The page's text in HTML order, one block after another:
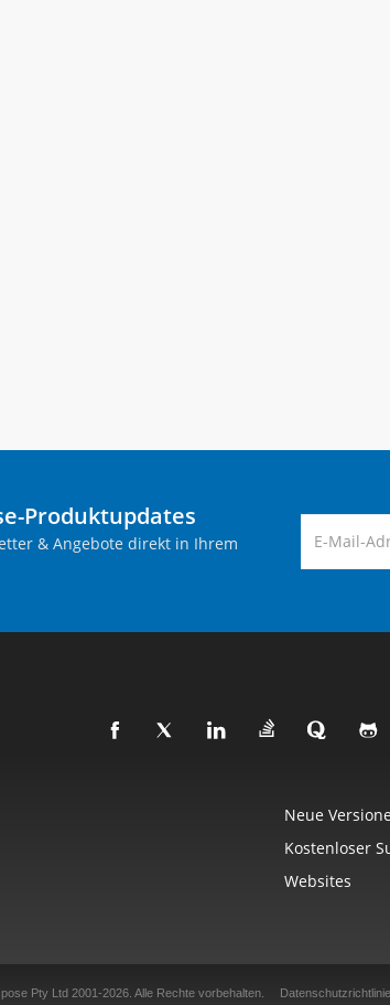
Produktupdates
& Angebote direkt in Ihrem
Neue
Kostenloser
Websites
Pty Ltd 2001-2026. Alle Rechte vorbehalten. Datenschutzrichtlinie